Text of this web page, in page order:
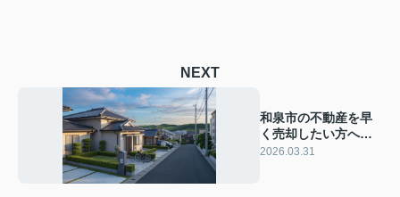
NEXT
和泉市の不動産を早
く売却したい方へ！
売るコツや進め方を
2026.03.31